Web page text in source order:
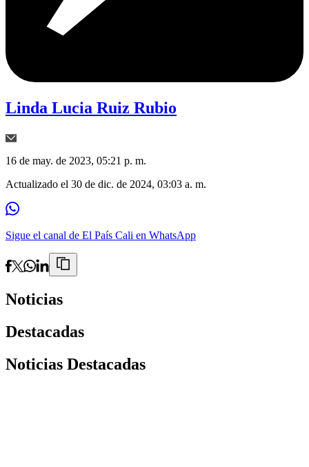
Linda Lucia Ruiz Rubio
16 de may. de 2023, 05:21 p. m.
Actualizado el 30 de dic. de 2024, 03:03 a. m.
Sigue el canal de El País Cali en WhatsApp
Noticias
Destacadas
Noticias Destacadas